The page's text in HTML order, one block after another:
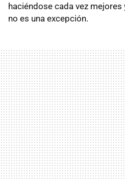
haciéndose cada vez mejores
no es una excepción.